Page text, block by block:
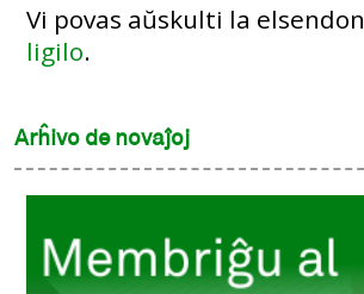
Vi povas aŭskulti la elsendon
ligilo.
Arĥivo de novaĵoj